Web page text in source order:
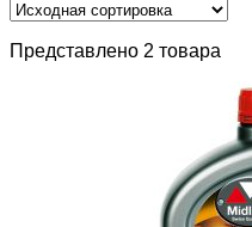
Представлено 2 товара